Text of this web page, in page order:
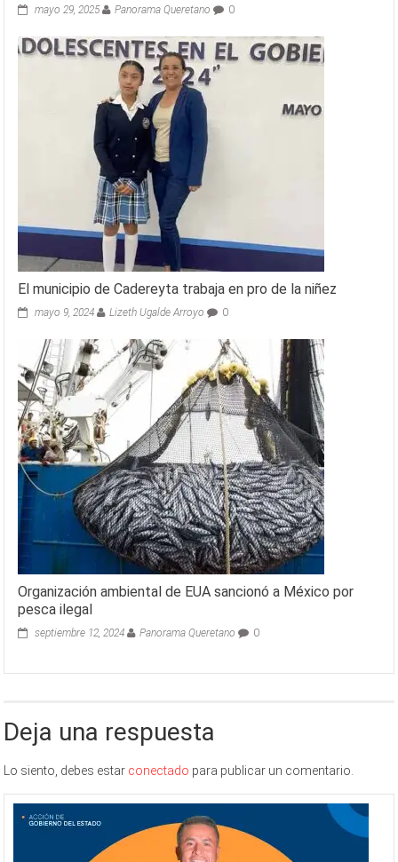
mayo 29, 2025 Panorama Queretano 0
El municipio de Cadereyta trabaja en pro de la niñez
mayo 9, 2024 Lizeth Ugalde Arroyo 0
Organización ambiental de EUA sancionó a México por
pesca ilegal
septiembre 12, 2024 Panorama Queretano 0
Deja una respuesta
Lo siento, debes estar conectado para publicar un comentario.